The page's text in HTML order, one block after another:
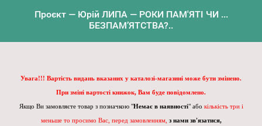
Проєкт — Юрій ЛИПА — РОКИ ПАМ'ЯТІ ЧИ ...
БЕЗПАМ’ЯТСТВА?..
Увага!!! Вартість видань вказаних у каталозі-магазині може бути змінено.
При зміні вартості книжок, Вам буде повідомлено.
Якщо Ви замовляєте товар з позначкою "Немає в наявності" або кількість три і
меньше то просимо Вас, перед замовленням, з нами зв'язатися,